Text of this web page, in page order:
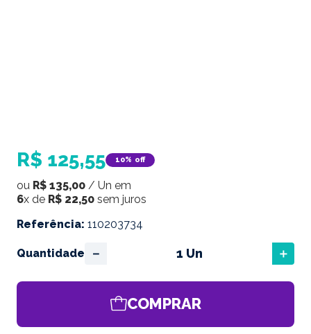
R$ 125,55 10% off
ou R$ 135,00 / Un em
6x de R$ 22,50 sem juros
Referência: 110203734
Quantidade ＋
－
COMPRAR